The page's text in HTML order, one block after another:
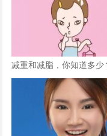
减重和减脂，你知道多少